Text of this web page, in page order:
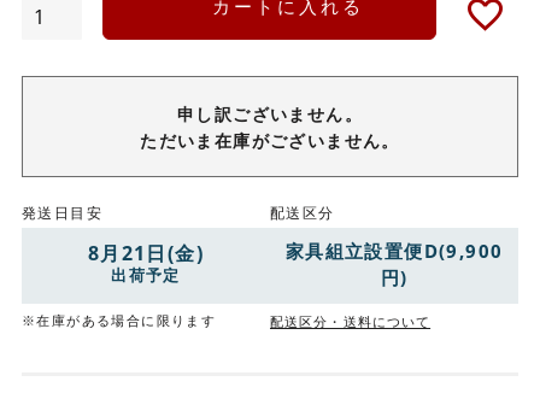
カートに入れる
申し訳ございません。
ただいま在庫がございません。
発送日目安
8月21日(金)
出荷予定
※在庫がある場合に限ります
配送区分
家具組立設置便D(9,900
円)
配送区分・送料について